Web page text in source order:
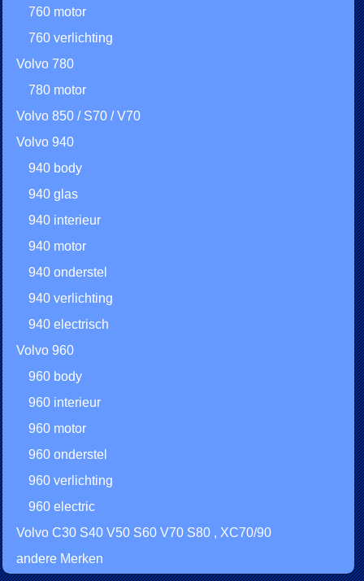
760 motor
760 verlichting
Volvo 780
780 motor
Volvo 850 / S70 / V70
Volvo 940
940 body
940 glas
940 interieur
940 motor
940 onderstel
940 verlichting
940 electrisch
Volvo 960
960 body
960 interieur
960 motor
960 onderstel
960 verlichting
960 electric
Volvo C30 S40 V50 S60 V70 S80 , XC70/90
andere Merken